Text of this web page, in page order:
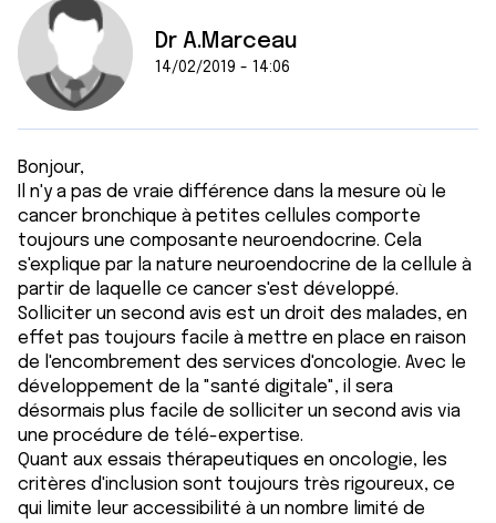
Dr A.Marceau
14/02/2019 - 14:06
Bonjour,
Il n'y a pas de vraie différence dans la mesure où le
cancer bronchique à petites cellules comporte
toujours une composante neuroendocrine. Cela
s'explique par la nature neuroendocrine de la cellule à
partir de laquelle ce cancer s'est développé.
Solliciter un second avis est un droit des malades, en
effet pas toujours facile à mettre en place en raison
de l'encombrement des services d'oncologie. Avec le
développement de la "santé digitale", il sera
désormais plus facile de solliciter un second avis via
une procédure de télé-expertise.
Quant aux essais thérapeutiques en oncologie, les
critères d'inclusion sont toujours très rigoureux, ce
qui limite leur accessibilité à un nombre limité de